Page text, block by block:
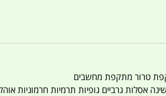
אסלות גרביים גופיות תרמיות